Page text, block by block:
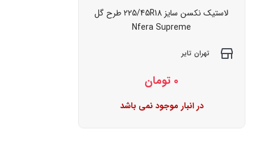
لاستیک نکسن سایز 225/45R18 طرح گل
Nfera Supreme
تهران تایر
0 تومان
در انبار موجود نمی باشد